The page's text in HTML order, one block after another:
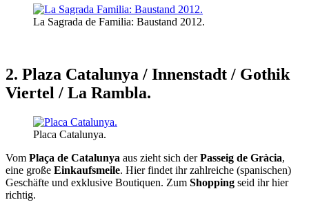
La Sagrada de Familia: Baustand 2012.
2. Plaza Catalunya / Innenstadt / Gothik
Viertel / La Rambla.
Placa Catalunya.
Vom Plaça de Catalunya aus zieht sich derPasseig de Gràcia,
eine große Einkaufsmeile. Hier findet ihr zahlreiche (spanischen)
Geschäfte und exklusive Boutiquen. Zum Shopping seid ihr hier
richtig.